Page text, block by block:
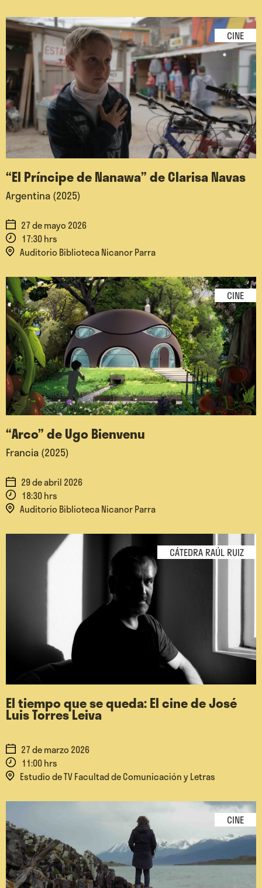
CINE
“El Príncipe de Nanawa” de Clarisa Navas
Argentina (2025)
27 de mayo 2026
17:30 hrs
Auditorio Biblioteca Nicanor Parra
CINE
“Arco” de Ugo Bienvenu
Francia (2025)
29 de abril 2026
18:30 hrs
Auditorio Biblioteca Nicanor Parra
CÁTEDRA RAÚL RUIZ
El tiempo que se queda: El cine de José
Luis Torres Leiva
27 de marzo 2026
11:00 hrs
Estudio de TV Facultad de Comunicación y Letras
CINE